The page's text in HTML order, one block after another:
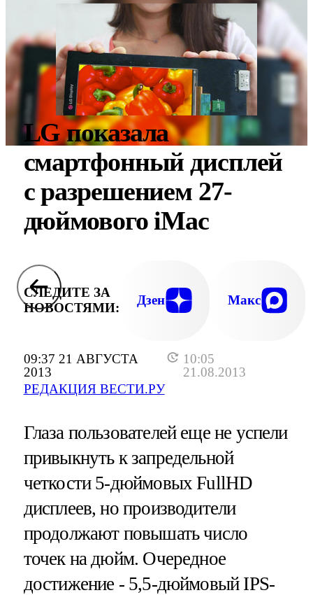
09:37 21 АВГУСТА
2013
10:05
21.08.2013
РЕДАКЦИЯ ВЕСТИ.РУ
LG показала
смартфонный дисплей
с разрешением 27-
дюймового iMac
СЛЕДИТЕ ЗА
НОВОСТЯМИ:
Дзен Макс
Глаза пользователей еще не успели
привыкнуть к запредельной
четкости 5-дюймовых FullHD
дисплеев, но производители
продолжают повышать число
точек на дюйм. Очередное
достижение - 5,5-дюймовый IPS-